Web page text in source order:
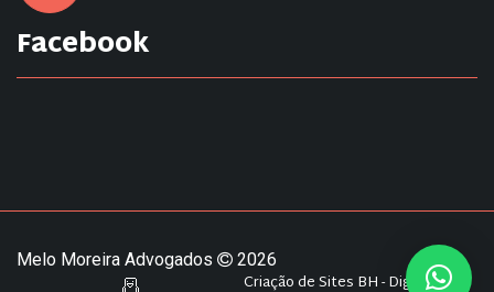
Facebook
Melo Moreira Advogados 2026
Criação de Sites BH - Digital Pixel